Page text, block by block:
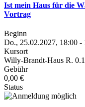
Ist mein Haus für die
Vortrag
Beginn
Do., 25.02.2027, 18:00 -
Kursort
Willy-Brandt-Haus R.
Gebühr
0,00 €
Status